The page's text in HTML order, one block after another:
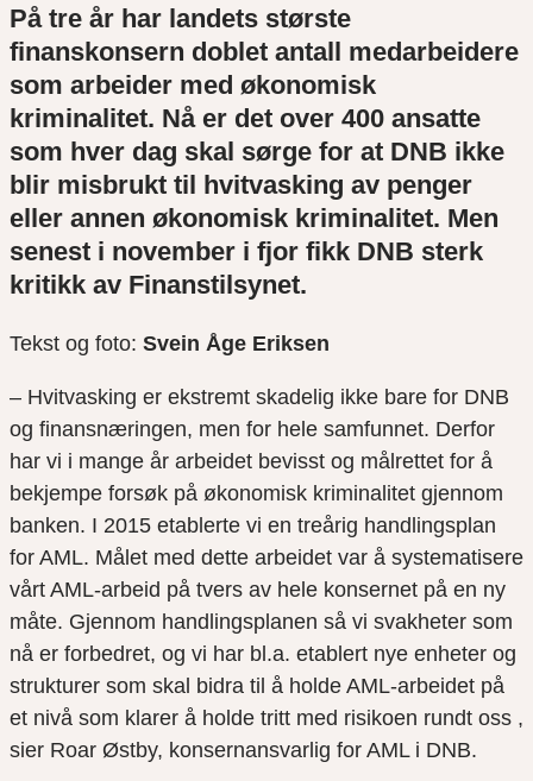
På tre år har landets største
finanskonsern doblet antall medarbeidere
som arbeider med økonomisk
kriminalitet. Nå er det over 400 ansatte
som hver dag skal sørge for at DNB ikke
blir misbrukt til hvitvasking av penger
eller annen økonomisk kriminalitet. Men
senest i november i fjor fikk DNB sterk
kritikk av Finanstilsynet.
Tekst og foto: Svein Åge Eriksen
– Hvitvasking er ekstremt skadelig ikke bare for DNB
og finansnæringen, men for hele samfunnet. Derfor
har vi i mange år arbeidet bevisst og målrettet for å
bekjempe forsøk på økonomisk kriminalitet gjennom
banken. I 2015 etablerte vi en treårig handlingsplan
for AML. Målet med dette arbeidet var å systematisere
vårt AML-arbeid på tvers av hele konsernet på en ny
måte. Gjennom handlingsplanen så vi svakheter som
nå er forbedret, og vi har bl.a. etablert nye enheter og
strukturer som skal bidra til å holde AML-arbeidet på
et nivå som klarer å holde tritt med risikoen rundt oss ,
sier Roar Østby, konsernansvarlig for AML i DNB.